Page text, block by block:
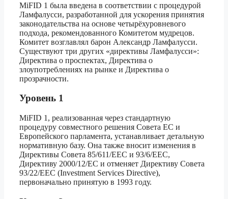
MiFID 1 была введена в соответствии с процедурой
Ламфалусси, разработанной для ускорения принятия
законодательства на основе четырёхуровневого
подхода, рекомендованного Комитетом мудрецов.
Комитет возглавлял барон Александр Ламфалусси.
Существуют три других «директивы Ламфалусси»:
Директива о проспектах, Директива о
злоупотреблениях на рынке и Директива о
прозрачности.
Уровень 1
MiFID 1, реализованная через стандартную
процедуру совместного решения Совета ЕС и
Европейского парламента, устанавливает детальную
нормативную базу. Она также вносит изменения в
Директивы Совета 85/611/EEC и 93/6/EEC,
Директиву 2000/12/EC и отменяет Директиву Совета
93/22/EEC (Investment Services Directive),
первоначально принятую в 1993 году.